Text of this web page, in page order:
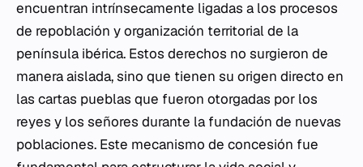
encuentran intrínsecamente ligadas a los procesos
de repoblación y organización territorial de la
península ibérica. Estos derechos no surgieron de
manera aislada, sino que tienen su origen directo en
las cartas pueblas que fueron otorgadas por los
reyes y los señores durante la fundación de nuevas
poblaciones. Este mecanismo de concesión fue